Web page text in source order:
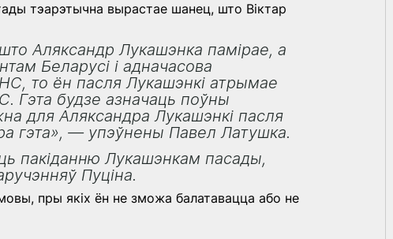
тэарэтычна вырастае шанец, што Віктар
Аляксандр Лукашэнка памірае, а
Беларусі і адначасова
то ён пасля Лукашэнкі атрымае
Гэта будзе азначаць поўны
для Аляксандра Лукашэнкі пасля
гэта», — упэўнены Павел Латушка.
пакіданню Лукашэнкам пасады,
Пуціна.
пры якіх ён не зможа балатавацца або не